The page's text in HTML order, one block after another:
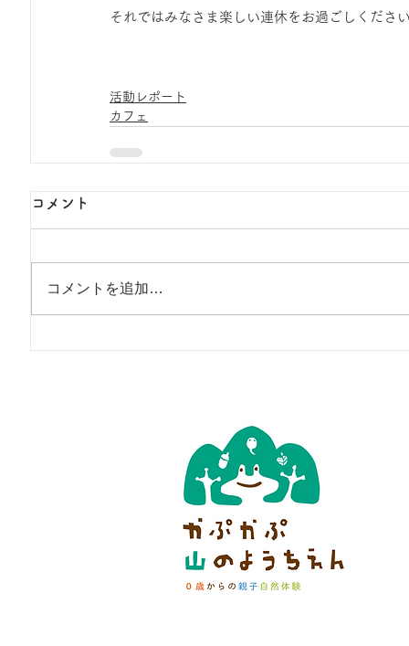
それではみなさま楽しい連休をお過ごしくださ
活動レポート
カフェ
コメント
コメントを追加…